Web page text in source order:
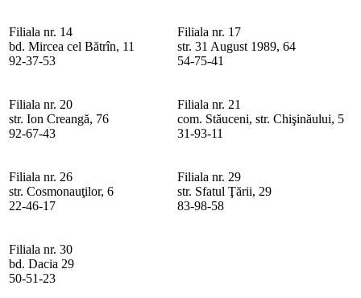
Filiala nr. 14
bd. Mircea cel Bătrîn, 11
92-37-53
Filiala nr. 17
str. 31 August 1989, 64
54-75-41
Filiala nr. 20
str. Ion Creangă, 76
92-67-43
Filiala nr. 21
com. Stăuceni, str. Chişinăului, 5
31-93-11
Filiala nr. 26
str. Cosmonauţilor, 6
22-46-17
Filiala nr. 29
str. Sfatul Ţării, 29
83-98-58
Filiala nr. 30
bd. Dacia 29
50-51-23